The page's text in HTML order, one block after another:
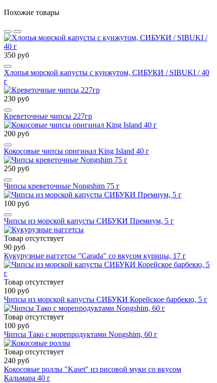
Похожие товары
350 руб
Хлопья морской капусты с кунжутом, СИБУКИ / SIBUKI / 40
г
230 руб
Креветочные чипсы 227гр
200 руб
Кокосовые чипсы оригинал King Island 40 г
250 руб
Чипсы креветочные Nongshim 75 г
100 руб
Чипсы из морской капусты СИБУКИ Премиум, 5 г
Товар отсутствует
90 руб
Кукурузные наггетсы "Carada" со вкусом курицы, 17 г
Товар отсутствует
100 руб
Чипсы из морской капусты СИБУКИ Корейское барбекю, 5 г
Товар отсутствует
100 руб
Чипсы Тако с морепродуктами Nongshim, 60 г
Товар отсутствует
240 руб
Кокосовые роллы "Kaset" из рисовой муки со вкусом
Кальмара 40 г